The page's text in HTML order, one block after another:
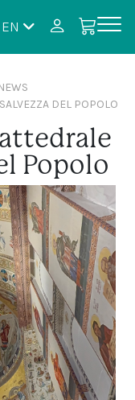
EN
DEL POPOLO
Popolo